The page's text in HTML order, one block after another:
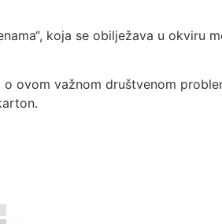
koja se obilježava u okviru
ovom važnom društvenom